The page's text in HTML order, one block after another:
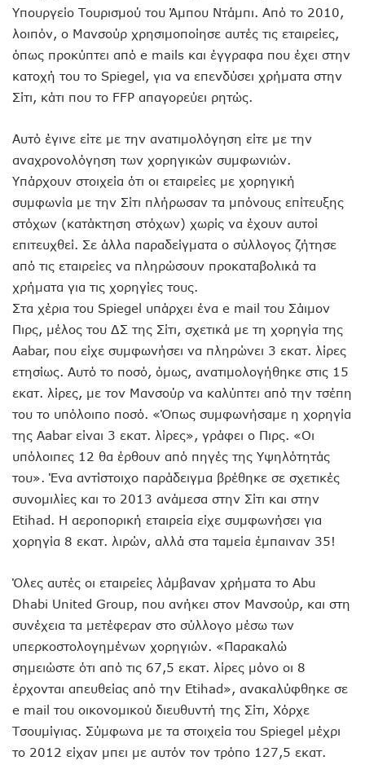
Υπουργείο Τουρισμού του Άμπου Ντάμπι. Από το 2010,
λοιπόν, ο Μανσούρ χρησιμοποίησε αυτές τις εταιρείες,
όπως προκύπτει από e mails και έγγραφα που έχει στην
κατοχή του το Spiegel, για να επενδύσει χρήματα στην
Σίτι, κάτι που το FFP απαγορεύει ρητώς.
Αυτό έγινε είτε με την ανατιμολόγηση είτε με την
αναχρονολόγηση των χορηγικών συμφωνιών.
Υπάρχουν στοιχεία ότι οι εταιρείες με χορηγική
συμφωνία με την Σίτι πλήρωσαν τα μπόνους επίτευξης
στόχων (κατάκτηση στόχων) χωρίς να έχουν αυτοί
επιτευχθεί. Σε άλλα παραδείγματα ο σύλλογος ζήτησε
από τις εταιρείες να πληρώσουν προκαταβολικά τα
χρήματα για τις χορηγίες τους.
Στα χέρια του Spiegel υπάρχει ένα e mail του Σάιμον
Πιρς, μέλος του ΔΣ της Σίτι, σχετικά με τη χορηγία της
Aabar, που είχε συμφωνήσει να πληρώνει 3 εκατ. λίρες
ετησίως. Αυτό το ποσό, όμως, ανατιμολογήθηκε στις 15
εκατ. λίρες, με τον Μανσούρ να καλύπτει από την τσέπη
του το υπόλοιπο ποσό. «Όπως συμφωνήσαμε η χορηγία
της Aabar είναι 3 εκατ. λίρες», γράφει ο Πιρς. «Οι
υπόλοιπες 12 θα έρθουν από πηγές της Υψηλότητάς
του». Ένα αντίστοιχο παράδειγμα βρέθηκε σε σχετικές
συνομιλίες και το 2013 ανάμεσα στην Σίτι και στην
Etihad. Η αεροπορική εταιρεία είχε συμφωνήσει για
χορηγία 8 εκατ. λιρών, αλλά στα ταμεία έμπαιναν 35!
Όλες αυτές οι εταιρείες λάμβαναν χρήματα το Abu
Dhabi United Group, που ανήκει στον Μανσούρ, και στη
συνέχεια τα μετέφεραν στο σύλλογο μέσω των
υπερκοστολογημένων χορηγιών. «Παρακαλώ
σημειώστε ότι από τις 67,5 εκατ. λίρες μόνο οι 8
έρχονται απευθείας από την Etihad», ανακαλύφθηκε σε
e mail του οικονομικού διευθυντή της Σίτι, Χόρχε
Τσουμίγιας. Σύμφωνα με τα στοιχεία του Spiegel μέχρι
το 2012 είχαν μπει με αυτόν τον τρόπο 127,5 εκατ.